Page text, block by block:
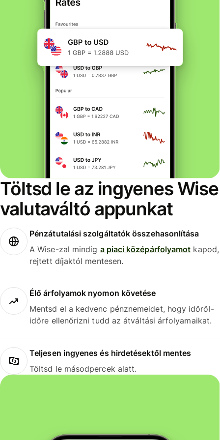
Töltsd le az ingyenes Wise
valutaváltó appunkat
Pénzátutalási szolgáltatók összehasonlítása
A Wise-zal mindig a piaci középárfolyamot kapod,
rejtett díjaktól mentesen.
Élő árfolyamok nyomon követése
Mentsd el a kedvenc pénznemeidet, hogy időről-
időre ellenőrizni tudd az átváltási árfolyamaikat.
Teljesen ingyenes és hirdetésektől mentes
Töltsd le másodpercek alatt.